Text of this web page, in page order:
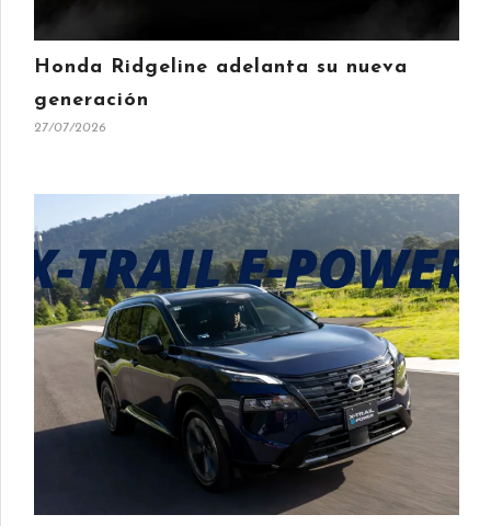
Honda Ridgeline adelanta su nueva
generación
27/07/2026